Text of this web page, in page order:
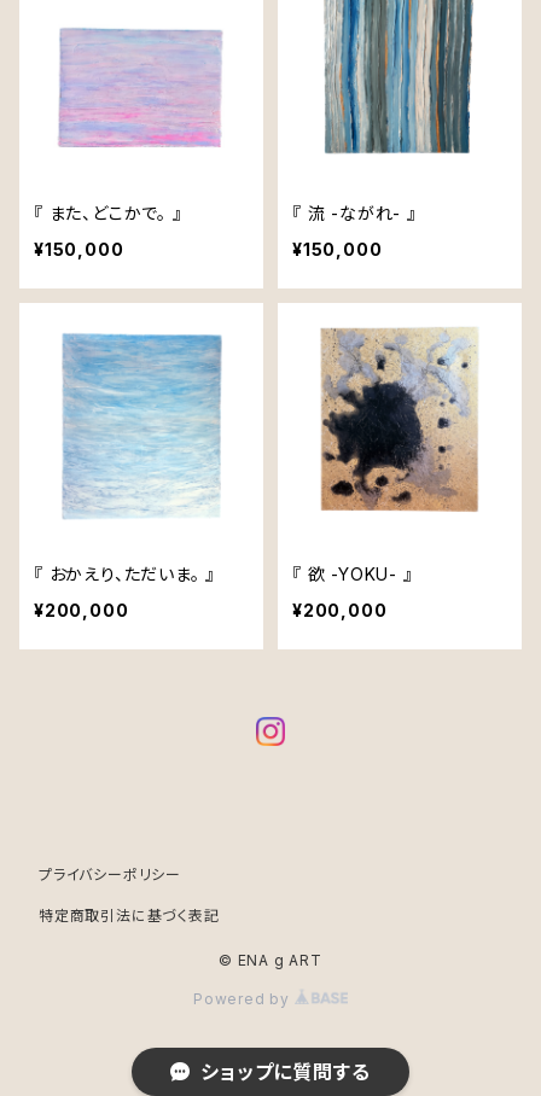
『 また、どこかで。 』
¥150,000
『 流 -ながれ- 』
¥150,000
『 おかえり、ただいま。 』
¥200,000
『 欲 -YOKU- 』
¥200,000
プライバシーポリシー
特定商取引法に基づく表記
© ENA g ART
Powered by
ショップに質問する